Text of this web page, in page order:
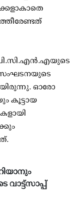
സംഘടനയുടെ
ഓരോ
കൂട്ടായ